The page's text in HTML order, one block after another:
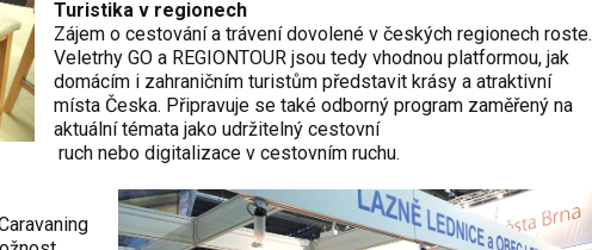
Turistika v regionech
Zájem o cestování a trávení dovolené v českých regionech roste.
Veletrhy GO a REGIONTOUR jsou tedy vhodnou platformou, jak
domácím i zahraničním turistům představit krásy a atraktivní
místa Česka. Připravuje se také odborný program zaměřený na
aktuální témata jako udržitelný cestovní
v cestovním ruchu.